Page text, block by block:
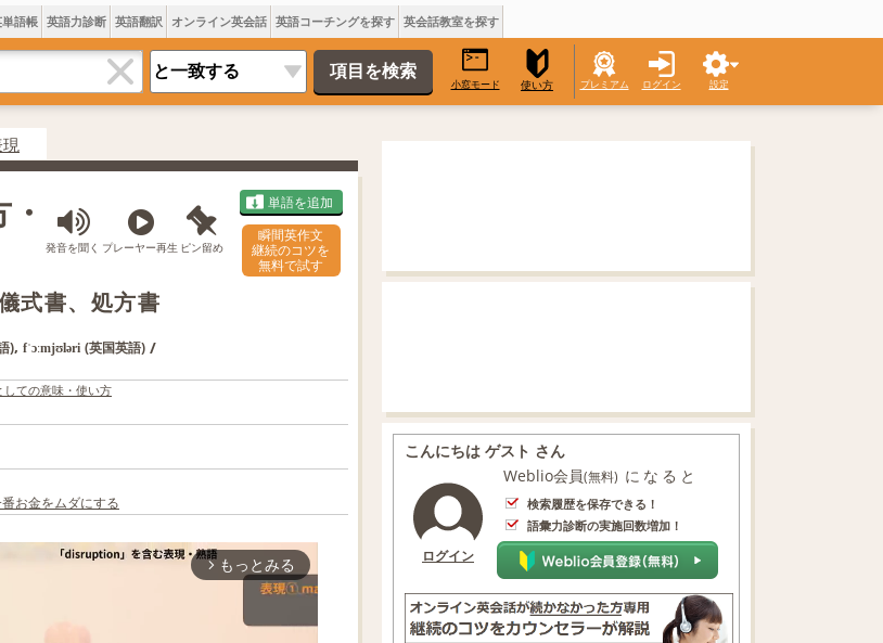
語帳 英語力診断 英語翻訳 オンライン英会話 英語コーチングを探す 英会話教室を探す
小窓モード 使い方 プレミアム ログイン 設定
発音を聞く プレーヤー再生 ピン留め
単語を追加
瞬間英作文
継続のコツを
無料で試す
式書、処方書
), fˈɔːmjʊləri (英国英語) /
しての意味・使い方
お金をムダにする
arrow_forward_ios もっとみる
こんにちは ゲスト さん
ログイン
Weblio会員(無料) になると
検索履歴を保存できる！
語彙力診断の実施回数増加！